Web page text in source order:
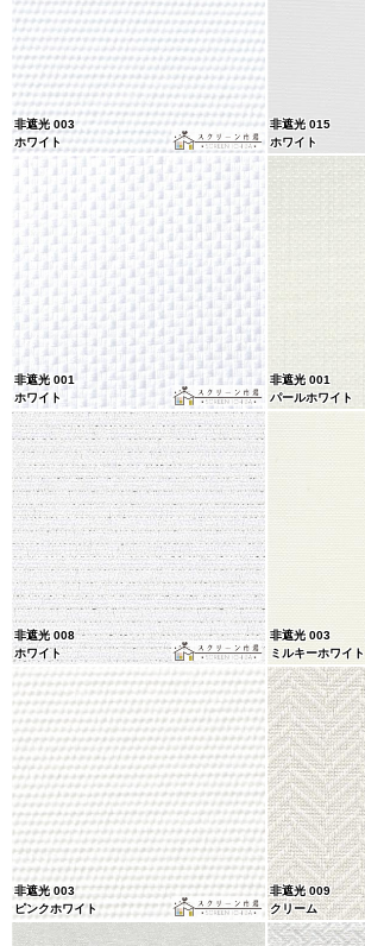
非遮光 003
ホワイト
非遮光 015
ホワイト
非遮光 001
ホワイト
非遮光 001
パールホワイト
非遮光 008
ホワイト
非遮光 003
ミルキーホワイト
非遮光 003
ピンクホワイト
非遮光 009
クリーム